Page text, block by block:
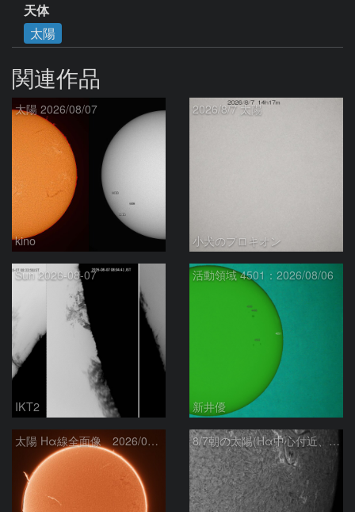
天体
太陽
関連作品
太陽 2026/08/07
kino
2026/8/7 太陽
小犬のプロキオン
Sun 2026-08-07
IKT2
活動領域 4501：2026/08/06
新井優
太陽 Hα線全面像 2026/08/07 8/7朝の太陽(Hα中心付近、4498、4502付近)